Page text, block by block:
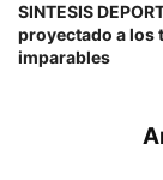
SINTESIS
proyectado a los
imparables